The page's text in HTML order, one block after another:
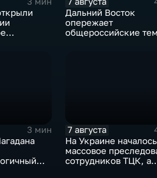
Дальний Восток
опережает
общероссийские
3 мин
7 августа
На Украине началось
массовое
сотрудников ТЦК, а